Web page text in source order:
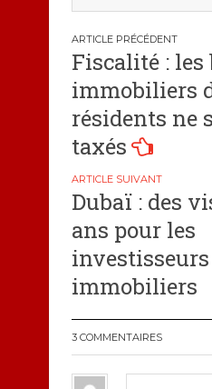
de
l’article
Fiscalité : les
immobiliers
résidents ne
taxés
Dubaï : des
ans pour les
investisseurs
immobiliers
3 COMMENTAIRES